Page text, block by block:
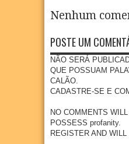
infanti
Goian
Goian
foco
na
preve
nção e
óstico
ce do
câncer
27 Jul 2026
realiz
técnic
a à
área
que
receb
erá
empr
esa
metal
úrgica
Nenhum
POSTE UM
NÃO SERÁ
QUE POSSUAM
CALÃO.
CADASTRE-SE E
NO COMMENTS
POSSESS profanity.
REGISTER AND WILL